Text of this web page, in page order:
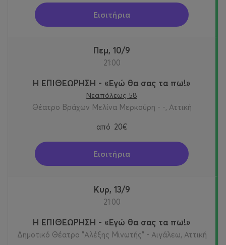
Εισιτήρια
Πεμ, 10/9
21:00
Η ΕΠΙΘΕΩΡΗΣΗ - «Εγώ θα σας τα πω!»
Νεαπόλεως 58
Θέατρο Βράχων Μελίνα Μερκούρη - -, Αττική
από 20€
Εισιτήρια
Κυρ, 13/9
21:00
Η ΕΠΙΘΕΩΡΗΣΗ - «Εγώ θα σας τα πω!»
Δημοτικό Θέατρο "Αλέξης Μινωτής" - Αιγάλεω, Αττική